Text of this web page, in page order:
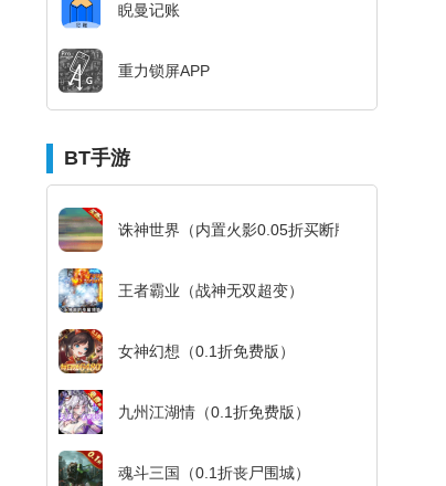
睨曼记账
重力锁屏APP
BT手游
诛神世界（内置火影0.05折买断版）
王者霸业（战神无双超变）
女神幻想（0.1折免费版）
九州江湖情（0.1折免费版）
魂斗三国（0.1折丧尸围城）